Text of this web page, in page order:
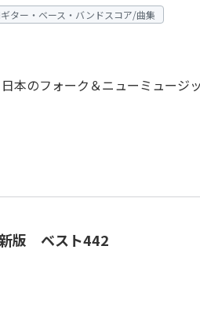
ギター・ベース・バンドスコア/曲集
本のフォーク＆ニューミュージ
版 ベスト442